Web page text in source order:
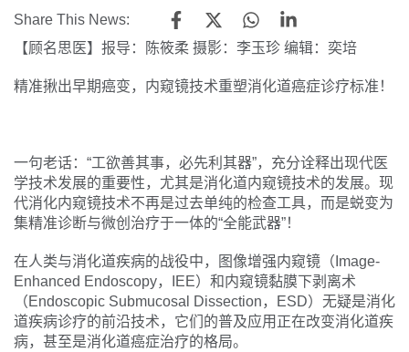
Share This News:
【顾名思医】报导：陈筱柔 摄影：李玉珍 编辑：奕培
精准揪出早期癌变，内窥镜技术重塑消化道癌症诊疗标准！
一句老话：“工欲善其事，必先利其器”，充分诠释出现代医
学技术发展的重要性，尤其是消化道内窥镜技术的发展。现
代消化内窥镜技术不再是过去单纯的检查工具，而是蜕变为
集精准诊断与微创治疗于一体的“全能武器”！
在人类与消化道疾病的战役中，图像增强内窥镜（Image-
Enhanced Endoscopy，IEE）和内窥镜黏膜下剥离术
（Endoscopic Submucosal Dissection，ESD）无疑是消化
道疾病诊疗的前沿技术，它们的普及应用正在改变消化道疾
病，甚至是消化道癌症治疗的格局。